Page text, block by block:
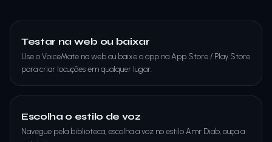
Testar na web ou baixar
Use o VoiceMate na web ou baixe o app na App Store / Play Store
para criar locuções em qualquer lugar.
Escolha o estilo de voz
Navegue pela biblioteca, escolha a voz no estilo Amr Diab, ouça a